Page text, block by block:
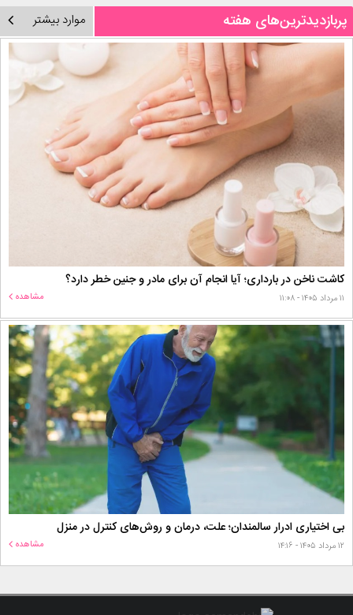
پربازدیدترین‌های هفته موارد بیشتر
کاشت ناخن در بارداری؛ آیا انجام آن برای مادر و جنین خطر دارد؟
۱۱ مرداد ۱۴۰۵ - ۱۱:۰۸ مشاهده
بی اختیاری ادرار سالمندان؛ علت، درمان و روش‌های کنترل در منزل
۱۲ مرداد ۱۴۰۵ - ۱۴:۱۶ مشاهده